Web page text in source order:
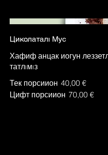
Циколаталı Мус
Хафиф анцак иогун
татлıмıз
Тек порсиион 40,00 €
Цифт порсиион 70,00 €